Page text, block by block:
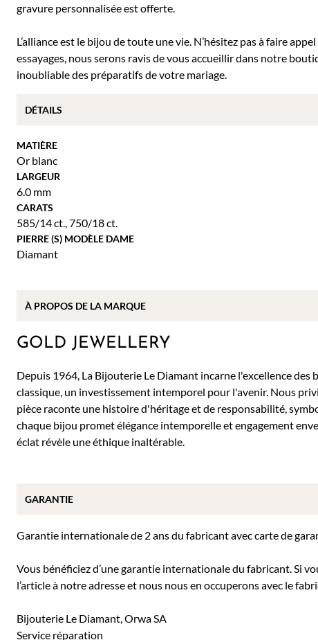
gravure personnalisée est offerte.
L’alliance est le bijou de toute une vie. N’hésitez pas à faire
essayages, nous serons ravis de vous accueillir dans notre
inoubliable des préparatifs de votre mariage.
MATIÈRE
Or blanc
LARGEUR
6.0 mm
CARATS
585/14 ct.,750/18 ct.
PIERRE (S) MODÈLE DAME
Diamant
GOLD JEWELLERY
Depuis 1964, La Bijouterie Le Diamant incarne l'excellence
classique, un investissement intemporel pour l'avenir. Nous
pièce raconte une histoire d'héritage et de responsabilité,
chaque bijou promet élégance intemporelle et engagement
éclat révèle une éthique inaltérable.
Garantie internationale de 2 ans du fabricant avec carte de
Vous bénéficiez d’une garantie internationale du fabricant. Si
l’article à notre adresse et nous nous en occuperons avec le
Bijouterie Le Diamant, Orwa SA
Service réparation
DÉTAILS
À PROPOS DE LA MARQUE
GARANTIE